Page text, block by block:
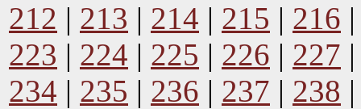
212 | 213 | 214 | 215 | 216
223 | 224 | 225 | 226 | 227
234 | 235 | 236 | 237 | 238